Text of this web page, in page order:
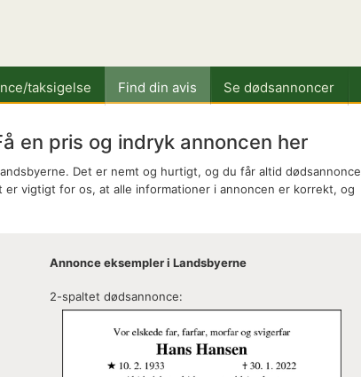
taksigelse Find din avis Se dødsannoncer
en pris og indryk annoncen her
Det er nemt og hurtigt, og du får altid dødsannonce
vigtigt for os, at alle informationer i annoncen er korrekt, og
Annonce eksempler i Landsbyerne
2-spaltet dødsannonce: